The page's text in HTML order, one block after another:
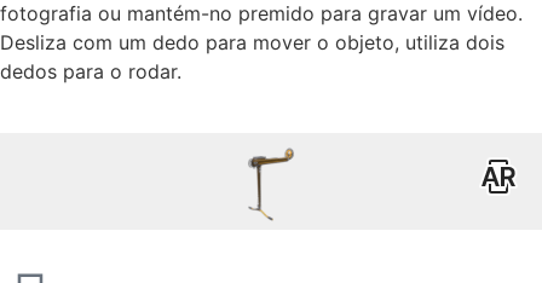
fotografia ou mantém-no premido para gravar um vídeo.
Desliza com um dedo para mover o objeto, utiliza dois
dedos para o rodar.